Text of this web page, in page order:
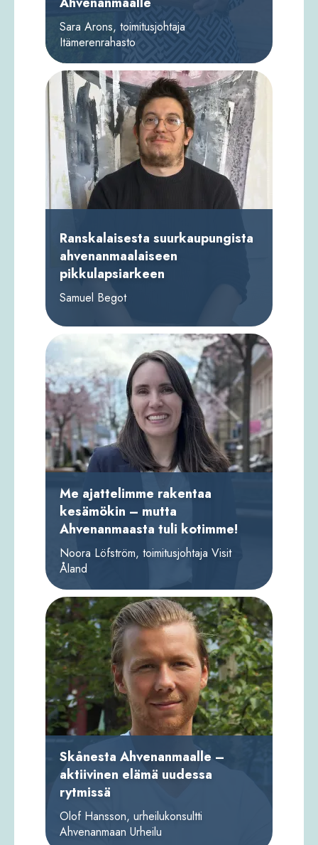
Merkityksellistä työskennellä
asian parissa, joka on niin tärkeä
Ahvenanmaalle
Sara Arons, toimitusjohtaja
Itämerenrahasto
Ranskalaisesta suurkaupungista
ahvenanmaalaiseen
Samuel Begot
Me ajattelimme rakentaa
kesämökin – mutta
Ahvenanmaasta tuli kotimme!
Noora Löfström, toimitusjohtaja Visit
Åland
Skånesta Ahvenanmaalle –
aktiivinen elämä uudessa
rytmissä